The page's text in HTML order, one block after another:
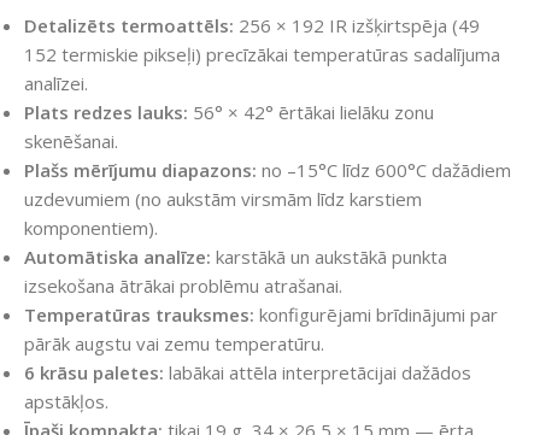
Detalizēts termoattēls: 256 × 192 IR izšķirtspēja (49
152 termiskie pikseļi) precīzākai temperatūras sadalījuma
analīzei.
Plats redzes lauks: 56° × 42° ērtākai lielāku zonu
skenēšanai.
Plašs mērījumu diapazons: no –15°C līdz 600°C dažādiem
uzdevumiem (no aukstām virsmām līdz karstiem
komponentiem).
Automātiska analīze: karstākā un aukstākā punkta
izsekošana ātrākai problēmu atrašanai.
Temperatūras trauksmes: konfigurējami brīdinājumi par
pārāk augstu vai zemu temperatūru.
6 krāsu paletes: labākai attēla interpretācijai dažādos
apstākļos.